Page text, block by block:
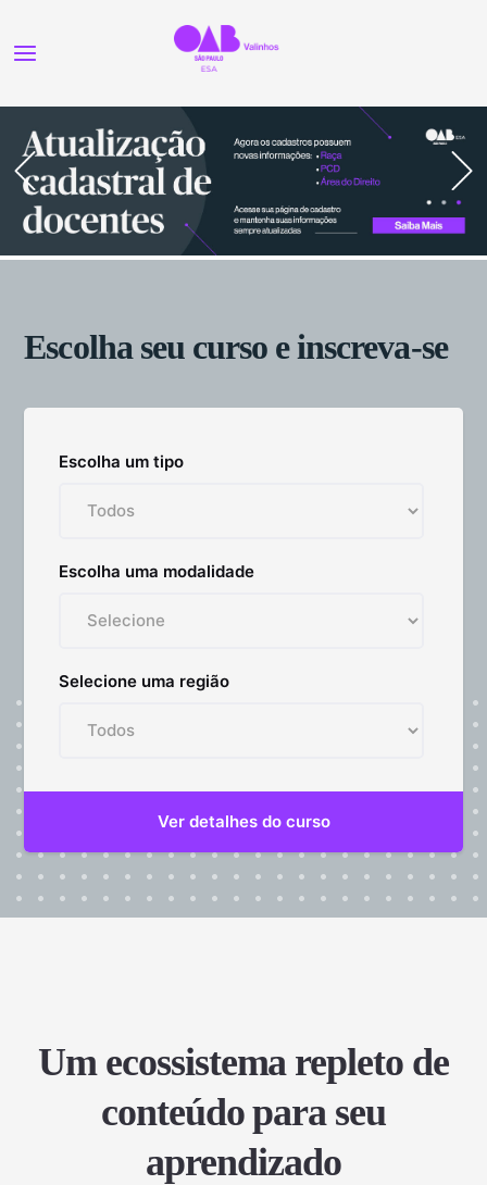
Escolha seu curso e inscreva-se
Escolha um tipo
Escolha uma modalidade
Selecione uma região
Um ecossistema repleto de
conteúdo para seu
aprendizado